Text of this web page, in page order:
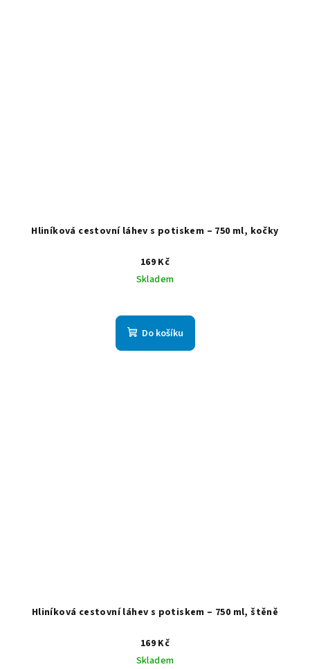
Hliníková cestovní láhev s potiskem – 750 ml, kočky
169 Kč
Skladem
Do košíku
Hliníková cestovní láhev s potiskem – 750 ml, štěně
169 Kč
Skladem